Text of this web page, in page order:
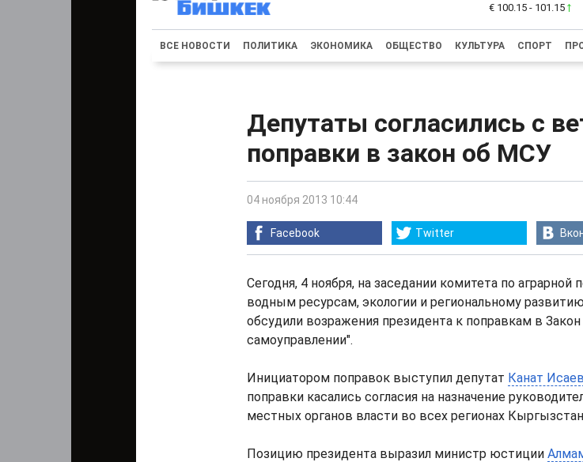
€ 100.15 - 101.15
ВСЕ НОВОСТИ ПОЛИТИКА ЭКОНОМИКА ОБЩЕСТВО КУЛЬТУРА СПОРТ
Депутаты согласились с
поправки в закон об МСУ
04 ноября 2013 10:44
Facebook Twitter
Сегодня, 4 ноября, на заседании комитета по аграрной
водным ресурсам, экологии и региональному
обсудили возражения президента к поправкам в
самоуправлении".
Инициатором поправок выступил депутат Канат Исаев
поправки касались согласия на назначение
местных органов власти во всех регионах
Позицию президента выразил министр юстиции